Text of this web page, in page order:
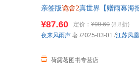
亲签版诡舍2真世界【赠雨幕海
¥87.60 定价： ¥99.60 (8.8折)
荷露茗图书专营店
夜来风雨声 著 /2025-03-01 /江苏凤